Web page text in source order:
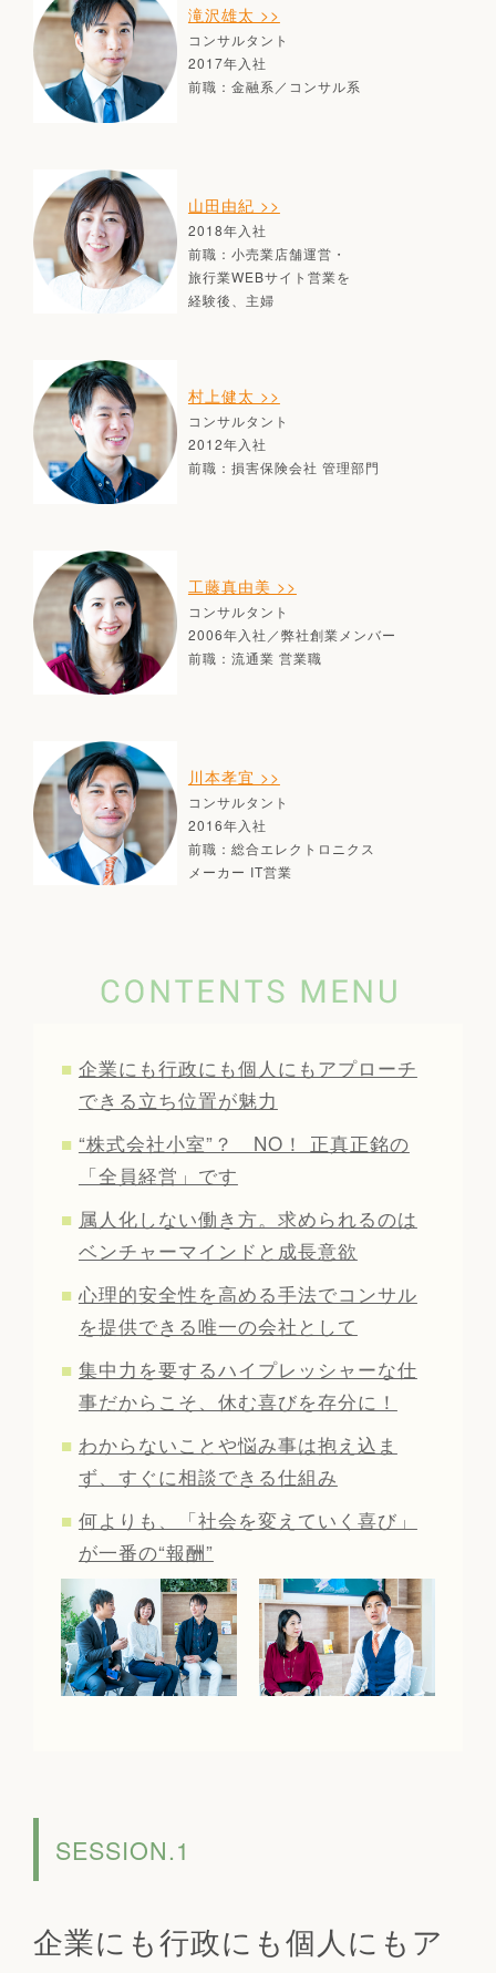
滝沢雄太 >>
コンサルタント
2017年入社
前職：金融系／コンサル系
山田由紀 >>
2018年入社
前職：小売業店舗運営・
旅行業WEBサイト営業を
経験後、主婦
村上健太 >>
コンサルタント
2012年入社
前職：損害保険会社 管理部門
工藤真由美 >>
コンサルタント
2006年入社／弊社創業メンバー
前職：流通業 営業職
川本孝宜 >>
コンサルタント
2016年入社
前職：総合エレクトロニクス
メーカー IT営業
企業にも行政にも個人にもアプローチ
できる立ち位置が魅力
“株式会社小室”？ NO！ 正真正銘の
「全員経営」です
属人化しない働き方。求められるのは
ベンチャーマインドと成長意欲
心理的安全性を高める手法でコンサル
を提供できる唯一の会社として
集中力を要するハイプレッシャーな仕
事だからこそ、休む喜びを存分に！
わからないことや悩み事は抱え込ま
ず、すぐに相談できる仕組み
何よりも、「社会を変えていく喜び」
が一番の“報酬”
SESSION.1
企業にも行政にも個人にもア